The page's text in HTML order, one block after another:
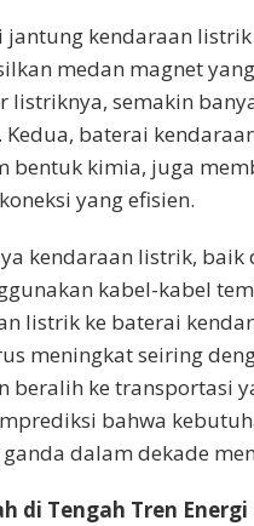
kendaraan
medan magnet
listriknya, semakin
baterai
bentuk kimia, juga
yang efisien.
kendaraan listrik,
kabel-kabel
listrik ke baterai
meningkat seiring
beralih ke transportasi
bahwa
dalam dekade
di Tengah Tren Energi